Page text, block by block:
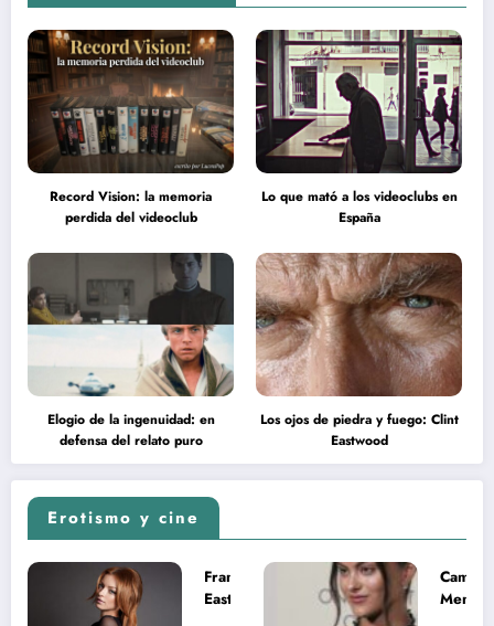
Record Vision: la memoria
perdida del videoclub
Lo que mató a los videoclubs en
España
Elogio de la ingenuidad: en
defensa del relato puro
Los ojos de piedra y fuego: Clint
Eastwood
Erotismo y cine
Francesca
Eastwood y
Camila
Mendes